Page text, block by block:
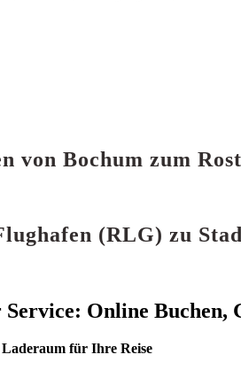
von Bochum zum
(RLG) zu
Online Buchen,
für Ihre Reise